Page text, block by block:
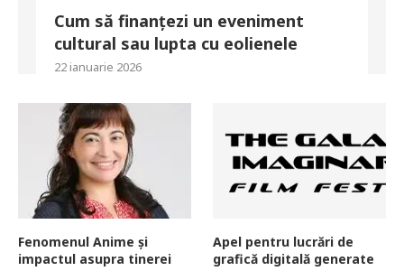
Cum să finanțezi un eveniment
cultural sau lupta cu eolienele
22 ianuarie 2026
Fenomenul Anime și
impactul asupra tinerei
Apel pentru lucrări de
grafică digitală generate